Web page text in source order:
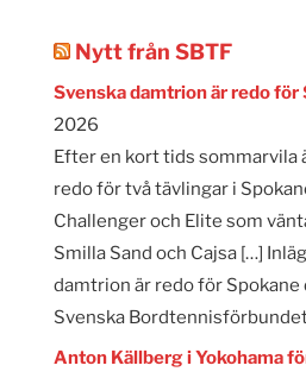
Nytt från SBTF
Svenska damtrion är redo för
2026
Efter en kort tids sommarvila
redo för två tävlingar i
Challenger och Elite som
Smilla Sand och Cajsa […]
damtrion är redo för Spokane
Svenska Bordtennisförbundet
Anton Källberg i Yokohama